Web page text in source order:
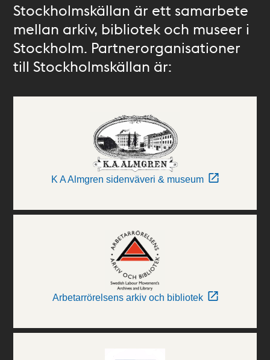
Stockholmskällan är ett samarbete
mellan arkiv, bibliotek och museer i
Stockholm. Partnerorganisationer
till Stockholmskällan är:
K A Almgren sidenväveri & museum
Arbetarrörelsens arkiv och bibliotek